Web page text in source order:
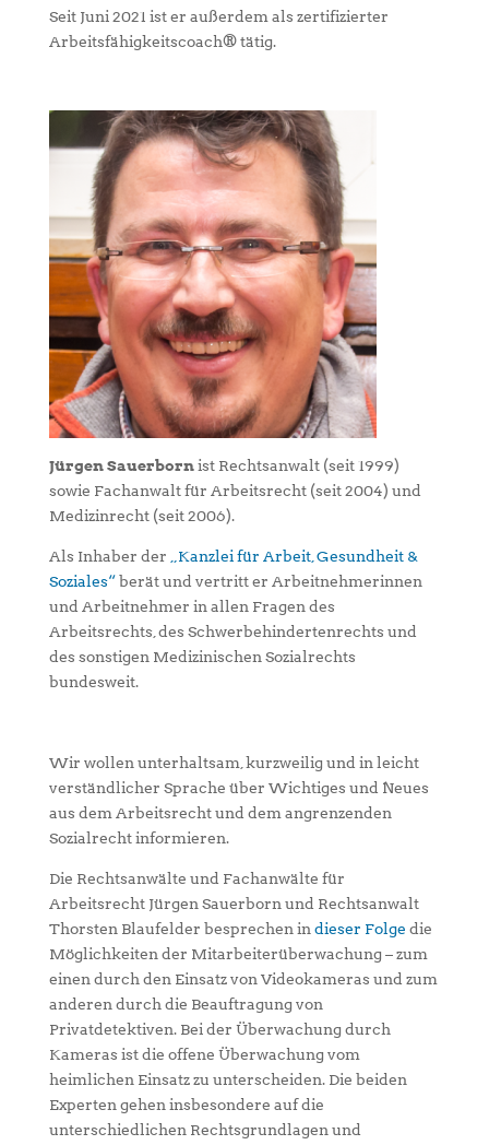
Seit Juni 2021 ist er außerdem als zertifizierter
Arbeitsfähigkeitscoach® tätig.
Jürgen Sauerbornist Rechtsanwalt (seit 1999)
sowie Fachanwalt für Arbeitsrecht (seit 2004) und
Medizinrecht (seit 2006).
Als Inhaber der „Kanzlei für Arbeit, Gesundheit &
Soziales“berät und vertritt er Arbeitnehmerinnen
und Arbeitnehmer in allen Fragen des
Arbeitsrechts, des Schwerbehindertenrechts und
des sonstigen Medizinischen Sozialrechts
bundesweit.
Wir wollen unterhaltsam, kurzweilig und in leicht
verständlicher Sprache über Wichtiges und Neues
aus dem Arbeitsrecht und dem angrenzenden
Sozialrecht informieren.
Die Rechtsanwälte und Fachanwälte für
Arbeitsrecht Jürgen Sauerborn und Rechtsanwalt
Thorsten Blaufelder besprechen indieser Folge die
Möglichkeiten der Mitarbeiterüberwachung – zum
einen durch den Einsatz von Videokameras und zum
anderen durch die Beauftragung von
Privatdetektiven. Bei der Überwachung durch
Kameras ist die offene Überwachung vom
heimlichen Einsatz zu unterscheiden. Die beiden
Experten gehen insbesondere auf die
unterschiedlichen Rechtsgrundlagen und